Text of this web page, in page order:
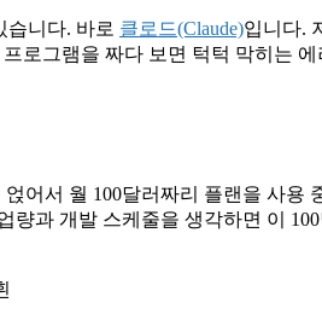
습니다. 바로 클로드(Claude)입니다.
로그램을 짜다 보면 턱턱 막히는
어서 월 100달러짜리 플랜을 사용
량과 개발 스케줄을 생각하면 이